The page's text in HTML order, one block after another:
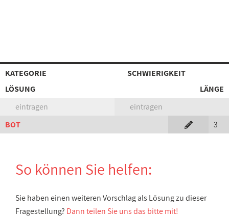
KATEGORIE
SCHWIERIGKEIT
LÖSUNG
LÄNGE
eintragen
eintragen
BOT
3
So können Sie helfen:
Sie haben einen weiteren Vorschlag als Lösung zu dieser
Fragestellung? Dann teilen Sie uns das bitte mit!